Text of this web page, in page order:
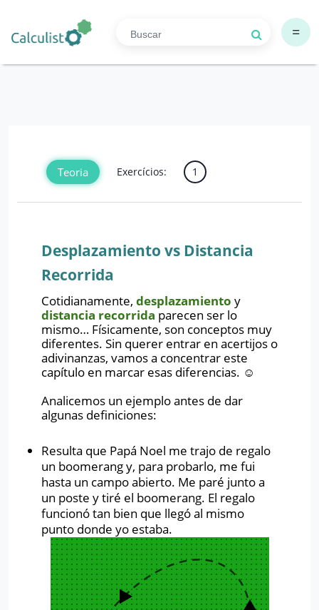
=
Teoria Exercícios: 1
Desplazamiento vs Distancia
Recorrida
Cotidianamente, desplazamiento y
distancia recorrida parecen ser lo
mismo… Físicamente, son conceptos muy
diferentes. Sin querer entrar en acertijos o
adivinanzas, vamos a concentrar este
capítulo en marcar esas diferencias. ☺
Analicemos un ejemplo antes de dar
algunas definiciones:
Resulta que Papá Noel me trajo de regalo
un boomerang y, para probarlo, me fui
hasta un campo abierto. Me paré junto a
un poste y tiré el boomerang. El regalo
funcionó tan bien que llegó al mismo
punto donde yo estaba.